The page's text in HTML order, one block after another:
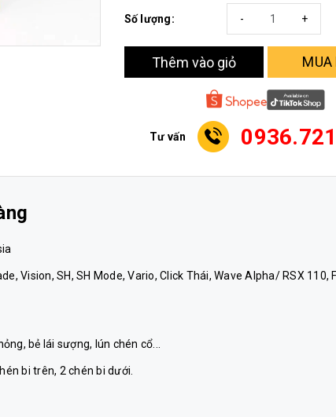
Số lượng: +
-
Thêm vào giỏ MUA
Tư vấn
Vision, SH, SH Mode, Vario, Click Thái, Wave Alpha/ RSX 110,
bẻ lái sượng, lún chén cổ...
bi trên, 2 chén bi dưới.